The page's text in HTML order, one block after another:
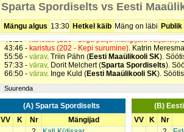
Sparta Spordiselts vs Eesti
Mängu algus 13:30 Hetkel käib Mäng on läbi Publik
05:36 - karistus (215 - Vale vahetus)
06:31 -värav. Katrin Meresmaa (Sparta Spordiselts).
28:29 -värav. Kaisa Aruaas (Eesti Maaülikooli SK).
43:23 -karistus (216 - Liiga palju mängijaid väljakul).
43:46 - karistus (202 - Kepi surumine). Katrin
55:56 - värav. Triin Pähn (Eesti Maaülikooli SK).
57:33 - värav. Dorit Melchert (Sparta Spordiselts).
66:50 - värav. Inge Kuld (Eesti Maaülikooli SK).
Suurenda
(A) Sparta Spordiselts
VV
K Nr
Mängijad
(B)
VV
K
Nr